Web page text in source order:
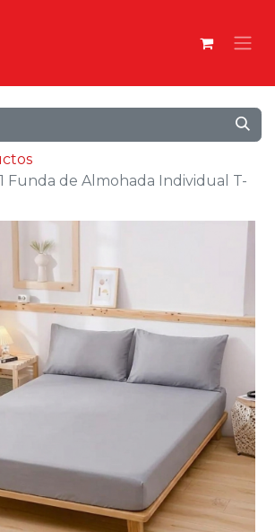
Funda de Almohada Individual T-